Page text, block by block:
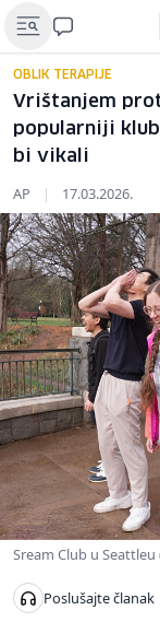
OBLIK TERAPIJE
Vrištanjem
popularniji
bi vikali
AP | 17.03.2026.
Sream Club u Seattleu
Poslušajte članak